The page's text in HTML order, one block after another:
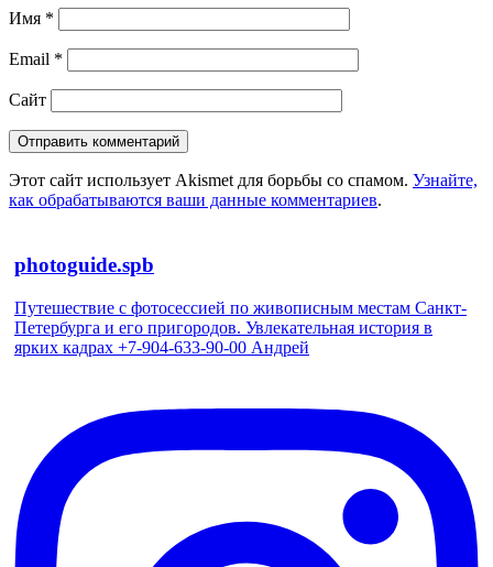
Имя *
Email *
Сайт
Этот сайт использует Akismet для борьбы со спамом. Узнайте,
как обрабатываются ваши данные комментариев.
photoguide.spb
Путешествие с фотосессией по живописным местам Санкт-
Петербурга и его пригородов. Увлекательная история в
ярких кадрах +7-904-633-90-00 Андрей